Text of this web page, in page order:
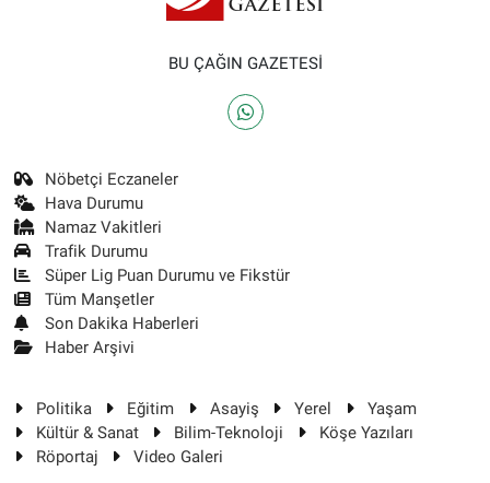
BU ÇAĞIN GAZETESİ
Nöbetçi Eczaneler
Hava Durumu
Namaz Vakitleri
Trafik Durumu
Süper Lig Puan Durumu ve Fikstür
Tüm Manşetler
Son Dakika Haberleri
Haber Arşivi
Politika Eğitim Asayiş Yerel
Yaşam
Kültür & Sanat
Bilim-Teknoloji
Köşe Yazıları
Röportaj
Video Galeri